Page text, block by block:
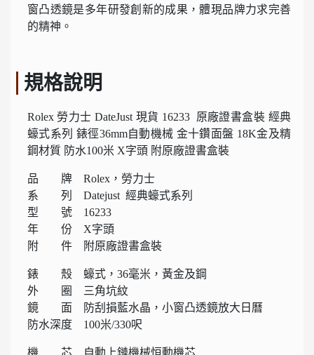
窗凸透鏡是多年研發創新的成果，體現品牌力求完善
的精神。
規格說明
Rolex 勞力士 DateJust 現貨 16233 原廠證書盒裝 經典
蠔式系列 錶徑36mm自動機械 金十鑽面盤 18K金及精
鋼材質 防水100米 X字頭 附原廠證書盒裝
品 牌 Rolex，勞力士
系 列 Datejust 經典蠔式系列
型 號 16233
年 份 X字頭
附 件 附原廠證書盒裝
錶 殼 蠔式，36毫米，黃金及鋼
外 圈 三角坑紋
鏡 面 防刮損藍水晶，小窗凸透鏡放大日曆
防水深度 100米/330呎
機 芯 自動上鏈機械恒動機芯